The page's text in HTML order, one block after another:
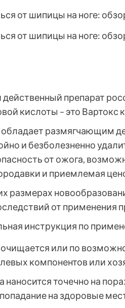
препарат
кислоты – это Вартокс
обладает размягчающим
и безболезненно
от ожога,
и приемлемая
размерах
от применения
инструкция по
или по
компонентов или
наносится точечно на
на здоровые